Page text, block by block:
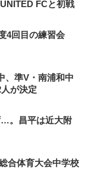
FCと初戦
4回目の練習会
、準V・南浦和中
が決定
…。昌平は近大附
合体育大会中学校